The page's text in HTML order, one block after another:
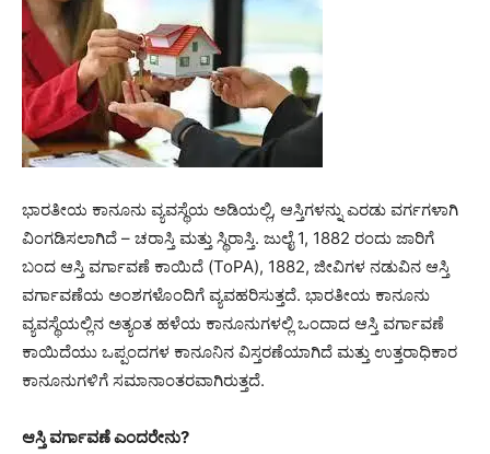
ಭಾರತೀಯ ಕಾನೂನು ವ್ಯವಸ್ಥೆಯ ಅಡಿಯಲ್ಲಿ, ಆಸ್ತಿಗಳನ್ನು ಎರಡು ವರ್ಗಗಳಾಗಿ
ವಿಂಗಡಿಸಲಾಗಿದೆ – ಚರಾಸ್ತಿ ಮತ್ತು ಸ್ಥಿರಾಸ್ತಿ. ಜುಲೈ 1, 1882 ರಂದು ಜಾರಿಗೆ
ಬಂದ ಆಸ್ತಿ ವರ್ಗಾವಣೆ ಕಾಯಿದೆ (ToPA), 1882, ಜೀವಿಗಳ ನಡುವಿನ ಆಸ್ತಿ
ವರ್ಗಾವಣೆಯ ಅಂಶಗಳೊಂದಿಗೆ ವ್ಯವಹರಿಸುತ್ತದೆ. ಭಾರತೀಯ ಕಾನೂನು
ವ್ಯವಸ್ಥೆಯಲ್ಲಿನ ಅತ್ಯಂತ ಹಳೆಯ ಕಾನೂನುಗಳಲ್ಲಿ ಒಂದಾದ ಆಸ್ತಿ ವರ್ಗಾವಣೆ
ಕಾಯಿದೆಯು ಒಪ್ಪಂದಗಳ ಕಾನೂನಿನ ವಿಸ್ತರಣೆಯಾಗಿದೆ ಮತ್ತು ಉತ್ತರಾಧಿಕಾರ
ಕಾನೂನುಗಳಿಗೆ ಸಮಾನಾಂತರವಾಗಿರುತ್ತದೆ.
ಆಸ್ತಿ ವರ್ಗಾವಣೆ ಎಂದರೇನು?